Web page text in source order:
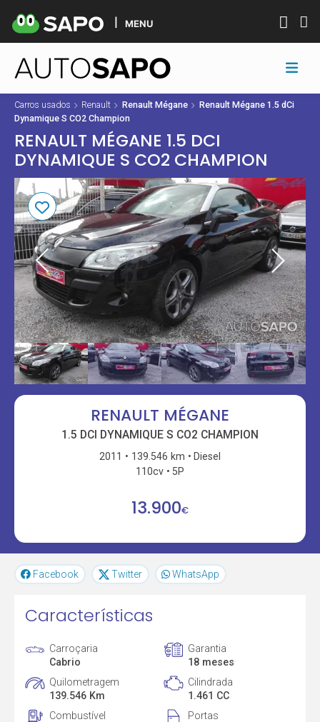
MENU
Carros usados Renault Renault Mégane
Renault Mégane 1.5 dCi
Dynamique S CO2 Champion
RENAULT MÉGANE 1.5 DCI
DYNAMIQUE S CO2 CHAMPION
RENAULT MÉGANE
1.5 DCI DYNAMIQUE S CO2 CHAMPION
2011 139.546 km
Diesel
110cv
5P
13.900€
Facebook Twitter WhatsApp
Características
Carroçaria
Cabrio
Garantia
18 meses
Quilometragem
139.546 Km
Cilindrada
1.461 CC
Combustível
Portas